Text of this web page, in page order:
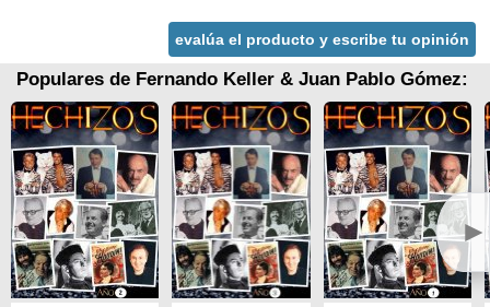
evalúa el producto y escribe tu opinión
Populares de Fernando Keller & Juan Pablo Gómez:
►